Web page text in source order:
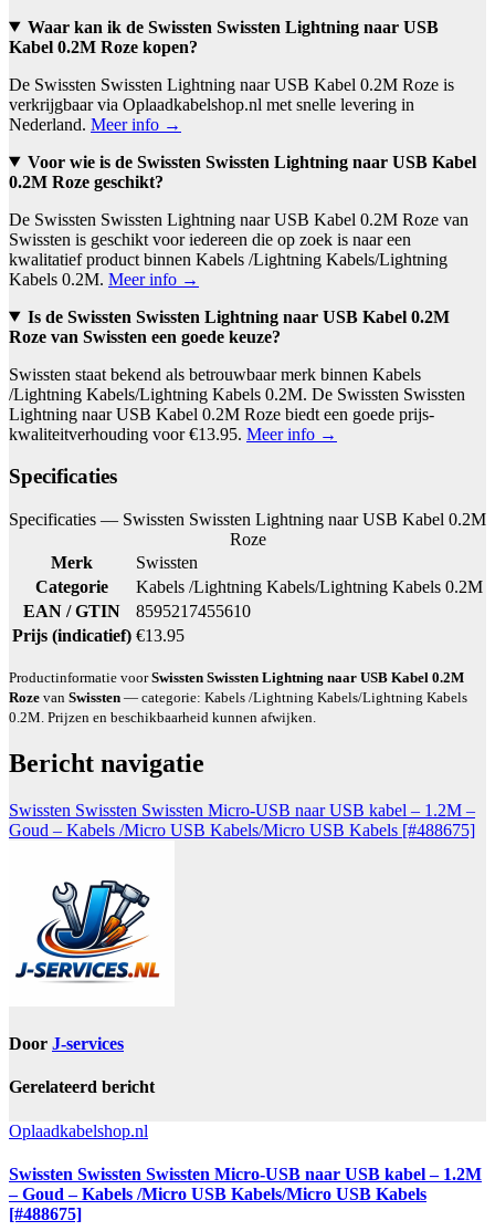
Waar kan ik de Swissten Swissten Lightning naar USB
Kabel 0.2M Roze kopen?
De Swissten Swissten Lightning naar USB Kabel 0.2M Roze is
verkrijgbaar via Oplaadkabelshop.nl met snelle levering in
Nederland. Meer info →
Voor wie is de Swissten Swissten Lightning naar USB Kabel
0.2M Roze geschikt?
De Swissten Swissten Lightning naar USB Kabel 0.2M Roze van
Swissten is geschikt voor iedereen die op zoek is naar een
kwalitatief product binnen Kabels /Lightning Kabels/Lightning
Kabels 0.2M. Meer info →
Is de Swissten Swissten Lightning naar USB Kabel 0.2M
Roze van Swissten een goede keuze?
Swissten staat bekend als betrouwbaar merk binnen Kabels
/Lightning Kabels/Lightning Kabels 0.2M. De Swissten Swissten
Lightning naar USB Kabel 0.2M Roze biedt een goede prijs-
kwaliteitverhouding voor €13.95. Meer info →
Specificaties
Specificaties — Swissten Swissten Lightning naar USB Kabel 0.2M
Roze
Merk
Swissten
Categorie
Kabels /Lightning Kabels/Lightning Kabels 0.2M
EAN / GTIN
8595217455610
Prijs (indicatief) €13.95
Productinformatie voorSwissten Swissten Lightning naar USB Kabel 0.2M
Roze van Swissten — categorie: Kabels /Lightning Kabels/Lightning Kabels
0.2M. Prijzen en beschikbaarheid kunnen afwijken.
Bericht navigatie
Swissten Swissten Swissten Micro-USB naar USB kabel – 1.2M –
Goud – Kabels /Micro USB Kabels/Micro USB Kabels [#488675]
Door J-services
Gerelateerd bericht
Oplaadkabelshop.nl
Swissten Swissten Swissten Micro-USB naar USB kabel – 1.2M
– Goud – Kabels /Micro USB Kabels/Micro USB Kabels
[#488675]